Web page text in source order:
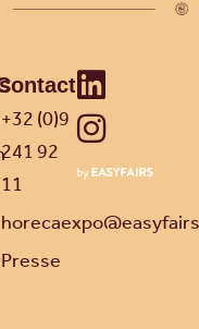
+32 (0)9
241 92
11
Presse